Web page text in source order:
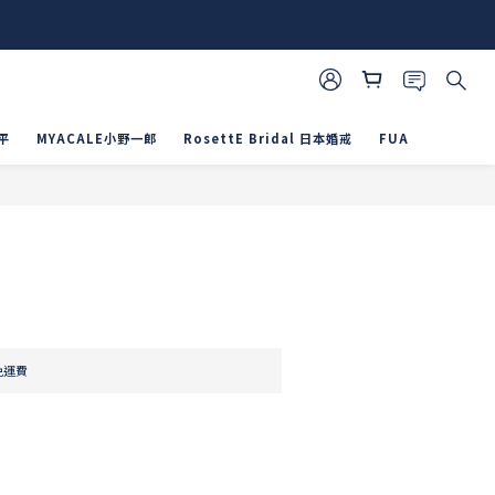
MYACALE小野一郎 RosettE Bridal 日本婚戒 FUA
運費